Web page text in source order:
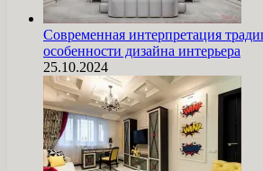
Современная интерпретация
особенности дизайна интерьера
25.10.2024